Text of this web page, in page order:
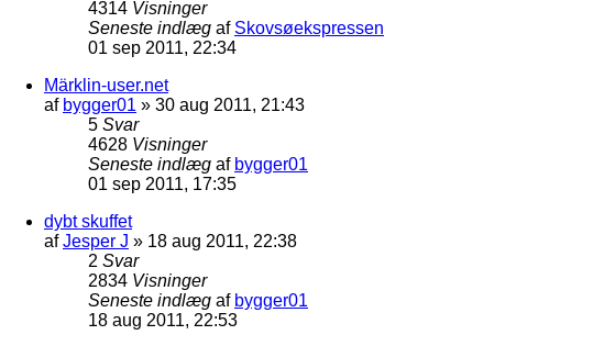
4314 Visninger
Seneste indlæg af Skovsøekspressen
01 sep 2011, 22:34
Märklin-user.net
af bygger01 » 30 aug 2011, 21:43
5 Svar
4628 Visninger
Seneste indlæg af bygger01
01 sep 2011, 17:35
dybt skuffet
afJesper J » 18 aug 2011, 22:38
2 Svar
2834 Visninger
Seneste indlæg af bygger01
18 aug 2011, 22:53